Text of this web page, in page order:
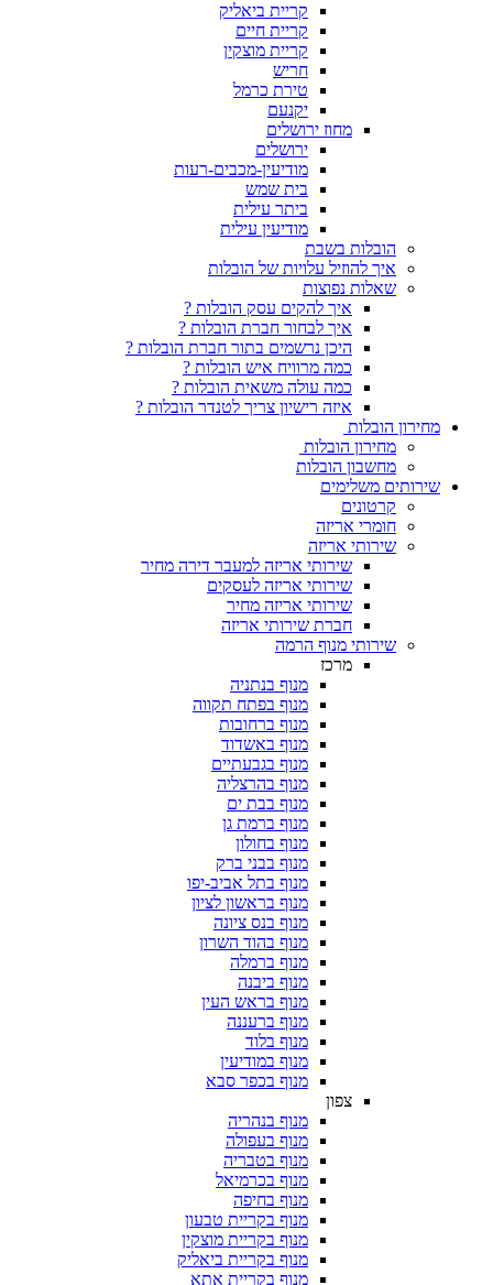
קריית ביאליק
קריית חיים
קריית מוצקין
חריש
טירת כרמל
יקנעם
מחוז ירושלים
ירושלים
מודיעין-מכבים-רעות
בית שמש
ביתר עילית
מודיעין עילית
הובלות בשבת
איך להוזיל עלויות של הובלות
שאלות נפוצות
איך להקים עסק הובלות ?
איך לבחור חברת הובלות ?
היכן נרשמים בתור חברת הובלות ?
כמה מרוויח איש הובלות ?
כמה עולה משאית הובלות ?
איזה רישיון צריך לטנדר הובלות ?
מחירון הובלות
מחירון הובלות
מחשבון הובלות
שירותים משלימים
קרטונים
חומרי אריזה
שירותי אריזה
שירותי אריזה למעבר דירה מחיר
שירותי אריזה לעסקים
שירותי אריזה מחיר
חברת שירותי אריזה
שירותי מנוף הרמה
מרכז
מנוף בנתניה
מנוף בפתח תקווה
מנוף ברחובות
מנוף באשדוד
מנוף בגבעתיים
מנוף בהרצליה
מנוף בבת ים
מנוף ברמת גן
מנוף בחולון
מנוף בבני ברק
מנוף בתל אביב-יפו
מנוף בראשון לציון
מנוף בנס ציונה
מנוף בהוד השרון
מנוף ברמלה
מנוף ביבנה
מנוף בראש העין
מנוף ברעננה
מנוף בלוד
מנוף במודיעין
מנוף בכפר סבא
צפון
מנוף בנהריה
מנוף בעפולה
מנוף בטבריה
מנוף בכרמיאל
מנוף בחיפה
מנוף בקריית טבעון
מנוף בקריית מוצקין
מנוף בקריית ביאליק
מנוף בקריית אתא